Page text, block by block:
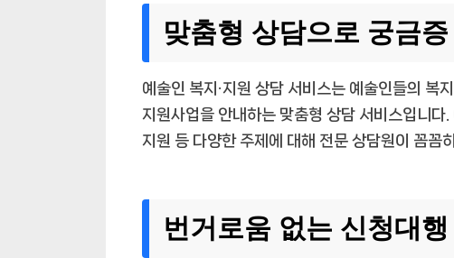
맞춤형 상담으로 궁금증
예술인 복지·지원 상담 서비스는 예술인들의 복
지원사업을 안내하는 맞춤형 상담 서비스입니
지원 등 다양한 주제에 대해 전문 상담원이 꼼꼼
번거로움 없는 신청대행